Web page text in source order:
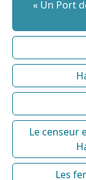
« Un Port
Le censeur
Les